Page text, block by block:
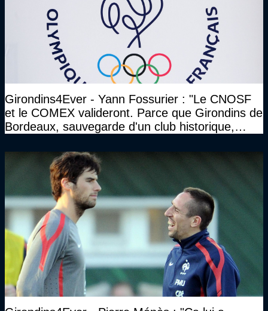
Girondins4Ever - Yann Fossurier : "Le CNOSF
et le COMEX valideront. Parce que Girondins de
Bordeaux, sauvegarde d'un club historique,